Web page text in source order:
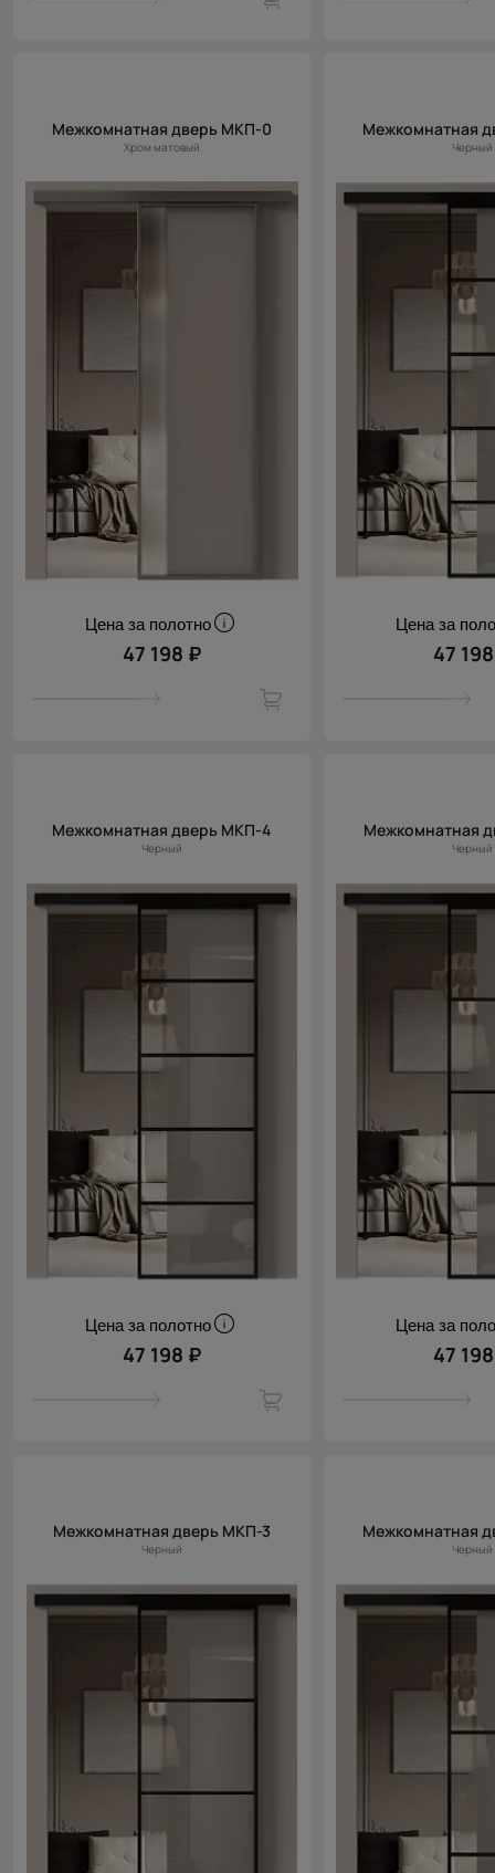
Межкомнатная дверь МКП-0
Хром матовый
Цена за полотно
47 198 ₽
Межкомнатная
Черный
Цена за
47
Межкомнатная дверь МКП-4
Черный
Цена за полотно
47 198 ₽
Межкомнатная
Черный
Цена за
47
Межкомнатная дверь МКП-3
Черный
Межкомнатная
Черный